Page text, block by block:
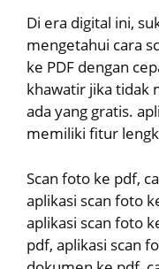
Di era digital ini,
mengetahui cara
ke PDF dengan
khawatir jika tidak
ada yang gratis.
memiliki fitur
Scan foto ke pdf,
aplikasi scan foto
aplikasi scan foto
pdf, aplikasi scan